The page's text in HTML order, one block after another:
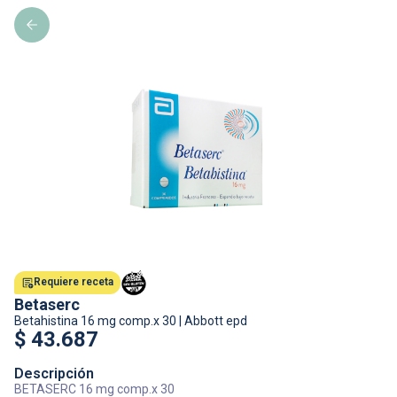
Requiere receta
Betaserc
Betahistina 16 mg comp.x 30 Abbott epd
$ 43.687
Descripción
BETASERC 16 mg comp.x 30